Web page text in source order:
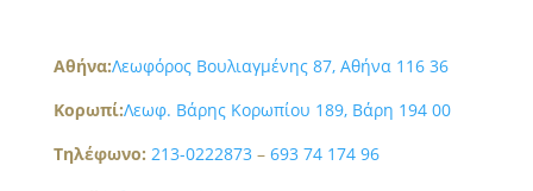
Aθήνα:Λεωφόρος Βουλιαγμένης 87, Αθήνα 116 36
Κορωπί:Λεωφ. Βάρης Κορωπίου 189, Βάρη 194 00
Τηλέφωνο: 213-0222873– 693 74 174 96